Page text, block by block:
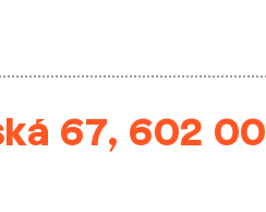
67, 602 00